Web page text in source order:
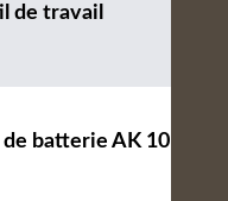
de travail
de batterie AK 10